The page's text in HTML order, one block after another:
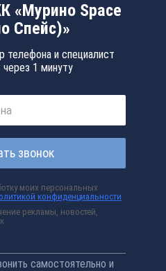
«Мурино Space
Спейс)»
телефона и специалист
через 1 минуту
звонок
моих персональных
конфиденциальности
рекламы, новостей,
самостоятельно и